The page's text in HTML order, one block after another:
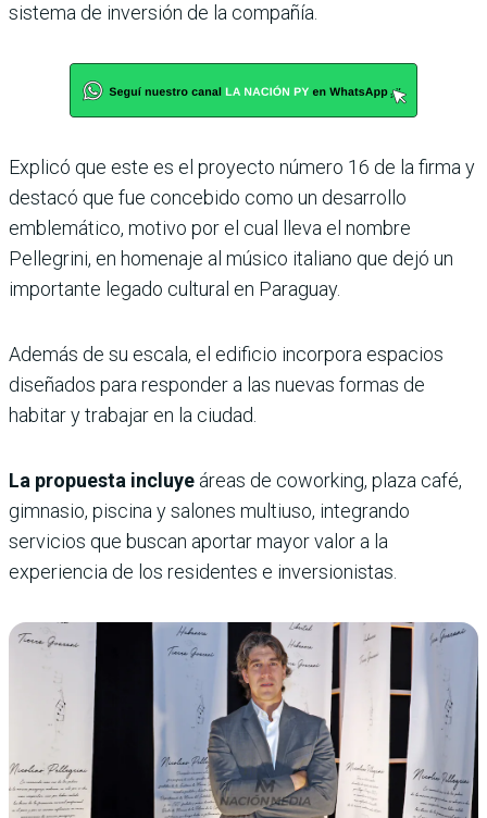
sistema de inversión de la compañía.
Explicó que este es el proyecto número 16 de la firma y
destacó que fue concebido como un desarrollo
emblemático, motivo por el cual lleva el nombre
Pellegrini, en homenaje al músico italiano que dejó un
importante legado cultural en Paraguay.
Además de su escala, el edificio incorpora espacios
diseñados para responder a las nuevas formas de
habitar y trabajar en la ciudad.
La propuesta incluye áreas de coworking, plaza café,
gimnasio, piscina y salones multiuso, integrando
servicios que buscan aportar mayor valor a la
experiencia de los residentes e inversionistas.